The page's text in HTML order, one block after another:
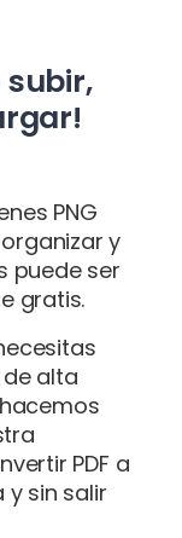
subir,
PNG
y
puede ser
gratis.
alta
PDF a
y sin salir